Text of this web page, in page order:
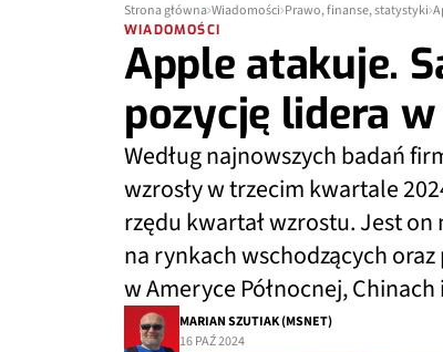
Strona główna Wiadomości Prawo, finanse, statystyki
WIADOMOŚCI
Apple atakuje.
pozycję lidera
Według najnowszych badań
wzrosły w trzecim kwartale
rzędu kwartał wzrostu. Jest
na rynkach wschodzących
w Ameryce Północnej,
MARIAN SZUTIAK (MSNET)
16 PAŹ 2024